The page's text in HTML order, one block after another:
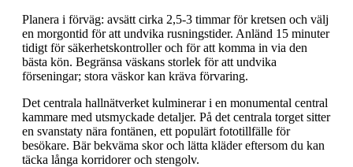
Planera i förväg: avsätt cirka 2,5-3 timmar för kretsen och välj
en morgontid för att undvika rusningstider. Anländ 15 minuter
tidigt för säkerhetskontroller och för att komma in via den
bästa kön. Begränsa väskans storlek för att undvika
förseningar; stora väskor kan kräva förvaring.
Det centrala hallnätverket kulminerar i en monumental central
kammare med utsmyckade detaljer. På det centrala torget sitter
en svanstaty nära fontänen, ett populärt fototillfälle för
besökare. Bär bekväma skor och lätta kläder eftersom du kan
täcka långa korridorer och stengolv.